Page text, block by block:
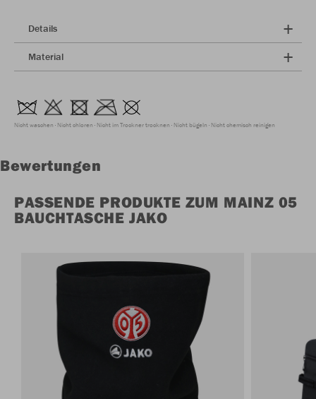
Details
Material
Nicht waschen Nicht chloren Nicht im Trockner trocknen Nicht bügeln Nicht chemisch reinigen
Bewertungen
PASSENDE PRODUKTE ZUM MAINZ 05
BAUCHTASCHE JAKO